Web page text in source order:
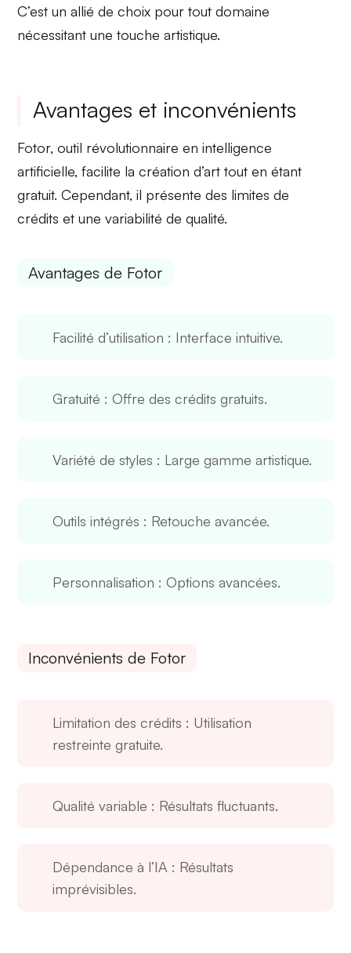
C’est un allié de choix pour tout domaine
nécessitant une touche artistique.
Avantages et inconvénients
Fotor, outil révolutionnaire en intelligence
artificielle, facilite la création d’art tout en étant
gratuit. Cependant, il présente des limites de
crédits et une variabilité de qualité.
Avantages de Fotor
Facilité d’utilisation : Interface intuitive.
Gratuité : Offre des crédits gratuits.
Variété de styles : Large gamme artistique.
Outils intégrés : Retouche avancée.
Personnalisation : Options avancées.
Inconvénients de Fotor
Limitation des crédits : Utilisation
restreinte gratuite.
Qualité variable : Résultats fluctuants.
Dépendance à l’IA : Résultats
imprévisibles.